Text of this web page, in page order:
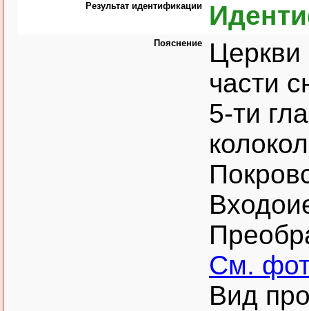
Результат идентификации
Пояснение
Церкви
части
5-ти
См.
Вид